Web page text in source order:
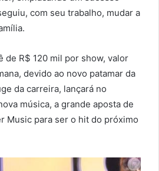
com seu trabalho, mudar a
de R$ 120 mil por show, valor
devido ao novo patamar da
da carreira, lançará no
música, a grande aposta de
Music para ser o hit do próximo